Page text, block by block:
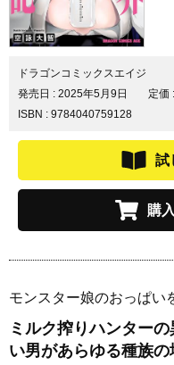
ドラゴンコミックスエイジ
発売日 : 2025年5月9日 定価
ISBN : 9784040759128
試
購
モンスター娘のおっぱい
ミルク搾りハンター
い男があらゆる種族